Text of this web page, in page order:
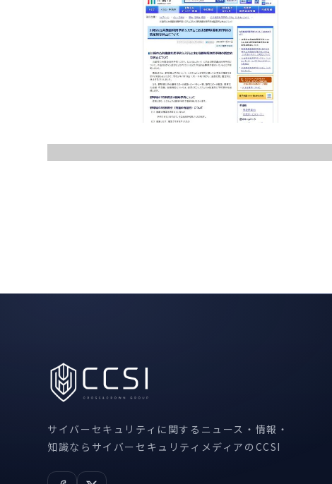
サイバーセキュリティに関するニュース・情報・
知識ならサイバーセキュリティメディアのCCSI